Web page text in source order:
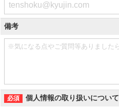
備考
個人情報の取り扱いについて